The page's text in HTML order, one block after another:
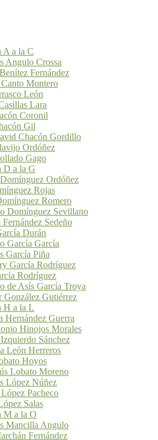
A a la C
Angulo Crossa
Fernández
Montero
León
Lara
Coronil
Gil
Chacón Gordillo
Ordóñez
Gago
D a la G
Ordóñez
Rojas
Romero
Domínguez Sevillano
Sedeño
Durán
García García
García Piña
García Rodríguez
Rodríguez
de Asís García Troya
González Gutiérrez
H a la L
Hernández Guerra
Hinojos Morales
Sánchez
León Herreros
Hoyos
Lobato Moreno
López Núñez
Pacheco
Salas
M a la O
Mancilla Angulo
Fernández